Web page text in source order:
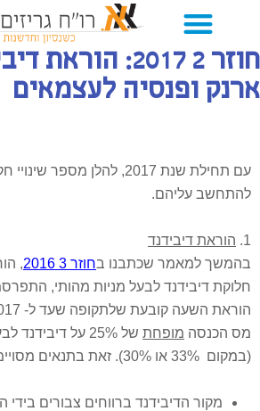
חוזר 2 2017:
ופנסיה לעצמאים
עם תחילת שנת 2017, להלן מספר
עליהם.
הוראת דיבידנד
למאמר שכתבנו בחוזר 3 2016
,
הכנסהמופחת
של 25% על דיבידנד
או 30%). זאת בתנאים מסויימים, לרבות:
מקור הדיבידנד ברווחים צבורים בידי